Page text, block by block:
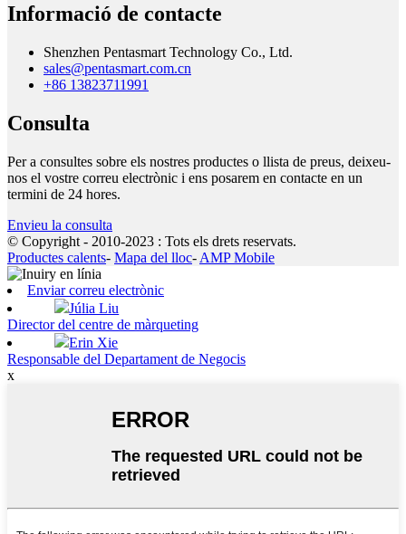
Informació de contacte
Shenzhen Pentasmart Technology Co., Ltd.
sales@pentasmart.com.cn
+86 13823711991
Consulta
Per a consultes sobre els nostres productes o llista de preus, deixeu-
nos el vostre correu electrònic i ens posarem en contacte en un
termini de 24 hores.
Envieu la consulta
© Copyright - 2010-2023 : Tots els drets reservats.
Productes calents- Mapa del lloc- AMP Mobile
Enviar correu electrònic
Júlia Liu
Director del centre de màrqueting
Erin Xie
Responsable del Departament de Negocis
x